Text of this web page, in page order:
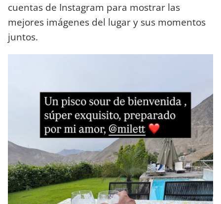
cuentas de Instagram para mostrar las
mejores imágenes del lugar y sus momentos
juntos.